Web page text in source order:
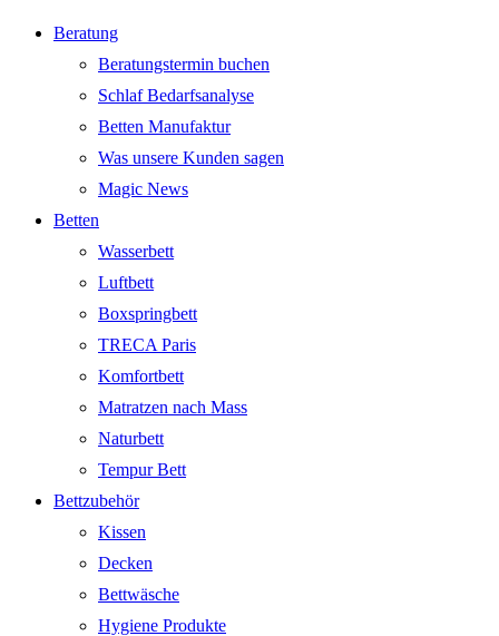
Beratung
Beratungstermin buchen
Schlaf Bedarfsanalyse
Betten Manufaktur
Was unsere Kunden sagen
Magic News
Betten
Wasserbett
Luftbett
Boxspringbett
TRECA Paris
Komfortbett
Matratzen nach Mass
Naturbett
Tempur Bett
Bettzubehör
Kissen
Decken
Bettwäsche
Hygiene Produkte